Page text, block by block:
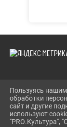
2026 Г.
ВХОД
КАРТА
Пользуясь
обработки
сайт и другие
используют
"PRO.Культура",